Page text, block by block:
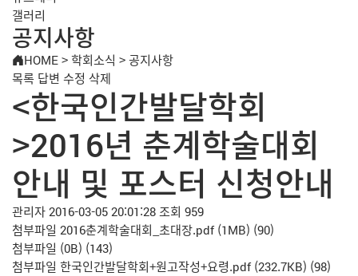
갤러리
공지사항
HOME>학회소식 >공지사항
목록 답변 수정 삭제
<한국인간발달학회
>2016년 춘계학술대회
안내 및 포스터 신청안내
관리자2016-03-05 20:01:28조회 959
첨부파일 2016춘계학술대회_초대장.pdf (1MB) (90)
첨부파일 (0B) (143)
첨부파일 한국인간발달학회+원고작성+요령.pdf (232.7KB) (98)